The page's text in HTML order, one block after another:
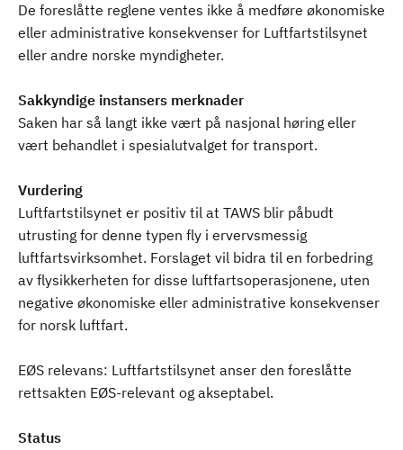
De foreslåtte reglene ventes ikke å medføre økonomiske
eller administrative konsekvenser for Luftfartstilsynet
eller andre norske myndigheter.
Sakkyndige instansers merknader
Saken har så langt ikke vært på nasjonal høring eller
vært behandlet i spesialutvalget for transport.
Vurdering
Luftfartstilsynet er positiv til at TAWS blir påbudt
utrusting for denne typen fly i ervervsmessig
luftfartsvirksomhet. Forslaget vil bidra til en forbedring
av flysikkerheten for disse luftfartsoperasjonene, uten
negative økonomiske eller administrative konsekvenser
for norsk luftfart.
EØS relevans: Luftfartstilsynet anser den foreslåtte
rettsakten EØS-relevant og akseptabel.
Status